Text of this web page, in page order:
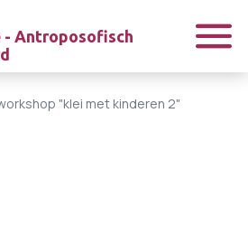
- Antroposofisch
"klei met kinderen 2"